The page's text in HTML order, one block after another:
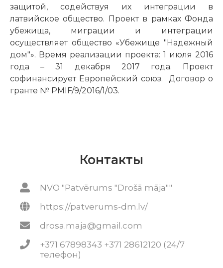
защитой, содействуя их интеграции в
латвийское общество. Проект в рамках Фонда
убежища, миграции и интеграции
осуществляет общество «Убежище "Надежный
дом"». Время реализации проекта: 1 июля 2016
года – 31 декабря 2017 года. Проект
софинансирует Европейский союз. Договор о
гранте № PMIF/9/2016/1/03.
Контакты
NVO "Patvērums "Drošā māja""
https://patverums-dm.lv/
drosa.maja@gmail.com
+371 67898343 +371 28612120 (24/7
телефон)